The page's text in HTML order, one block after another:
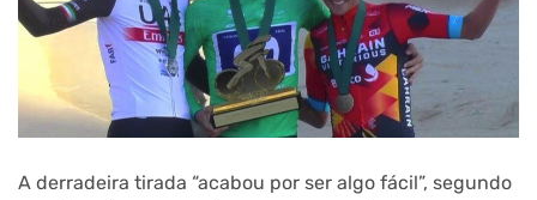
A derradeira tirada “acabou por ser algo fácil”, segundo